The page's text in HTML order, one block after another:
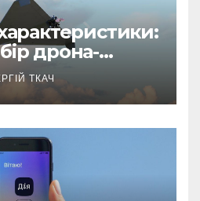
дрона-
ТКАЧ